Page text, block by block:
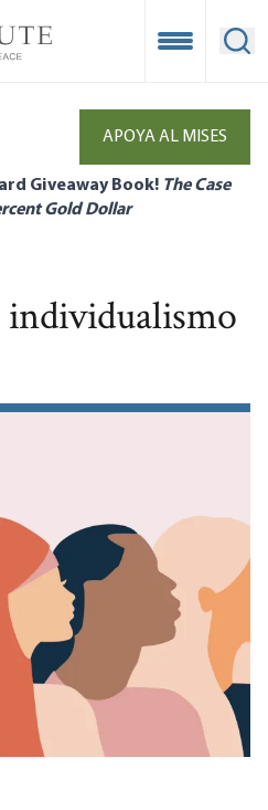
Open
APOYA AL MISES
Giveaway Book! The Case
Gold Dollar